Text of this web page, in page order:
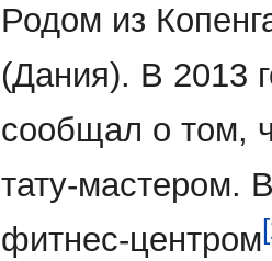
Родом из
(Дания). В 2013
сообщал о том,
тату-мастером.
фитнес-центром